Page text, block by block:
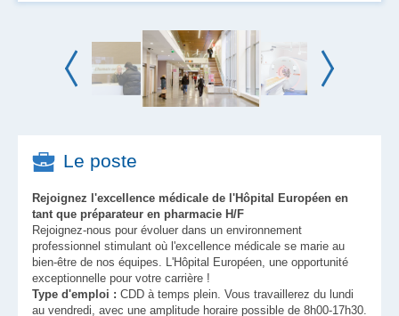
Le poste
Rejoignez l'excellence médicale de l'Hôpital Européen en
tant que préparateur en pharmacie H/F
Rejoignez-nous pour évoluer dans un environnement
professionnel stimulant où l'excellence médicale se marie au
bien-être de nos équipes. L'Hôpital Européen, une opportunité
exceptionnelle pour votre carrière !
Type d'emploi : CDD à temps plein. Vous travaillerez du lundi
au vendredi, avec une amplitude horaire possible de 8h00-17h30.